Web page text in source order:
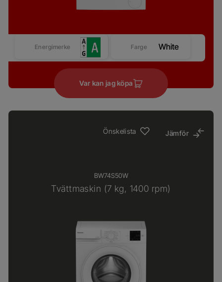
Energimerke Farge White
Var kan jag köpa
Önskelista Jämför
BW74S50W
Tvättmaskin (7 kg, 1400 rpm)